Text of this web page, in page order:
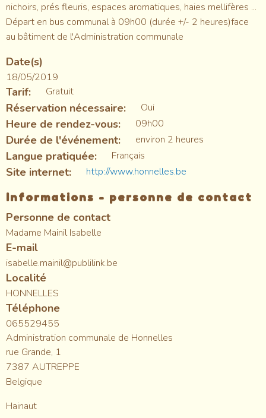
nichoirs, prés fleuris, espaces aromatiques, haies mellifères ...
Départ en bus communal à 09h00 (durée +/- 2 heures)face
au bâtiment de l'Administration communale
Date(s)
18/05/2019
Tarif Gratuit
Réservation nécessaire Oui
Heure de rendez-vous 09h00
Durée de l'événement environ 2 heures
Langue pratiquée Français
Site internet http://www.honnelles.be
Informations - personne de contact
Personne de contact
Madame Mainil Isabelle
E-mail
isabelle.mainil@publilink.be
Localité
HONNELLES
Téléphone
065529455
Administration communale de Honnelles
rue Grande, 1
7387 AUTREPPE
Belgique
Hainaut